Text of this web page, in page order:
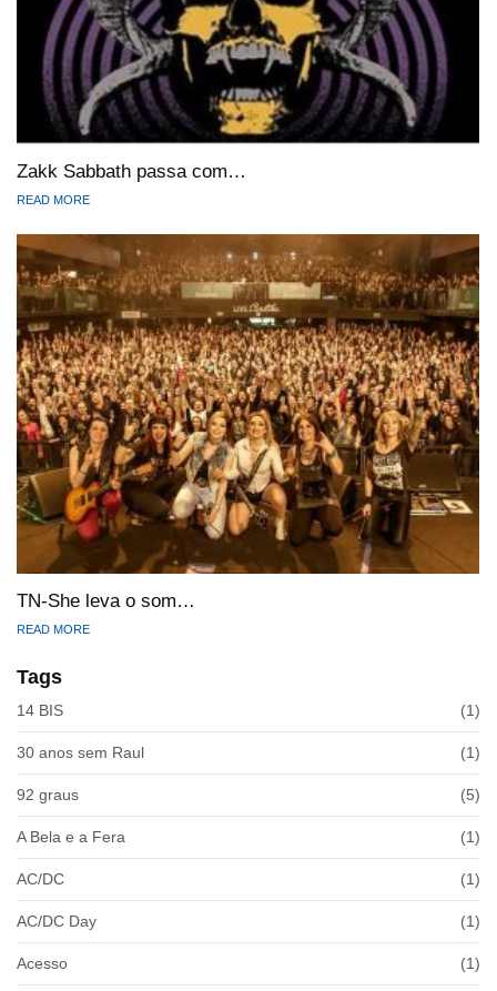
Zakk Sabbath passa com…
READ MORE
TN-She leva o som…
READ MORE
Tags
14 BIS (1)
30 anos sem Raul (1)
92 graus (5)
A Bela e a Fera (1)
AC/DC (1)
AC/DC Day (1)
Acesso (1)